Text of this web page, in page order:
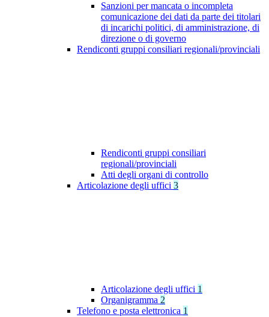
Sanzioni per mancata o incompleta
comunicazione dei dati da parte dei titolari
di incarichi politici, di amministrazione, di
direzione o di governo
Rendiconti gruppi consiliari regionali/provinciali
Rendiconti gruppi consiliari
regionali/provinciali
Atti degli organi di controllo
Articolazione degli uffici 3
Articolazione degli uffici 1
Organigramma 2
Telefono e posta elettronica 1